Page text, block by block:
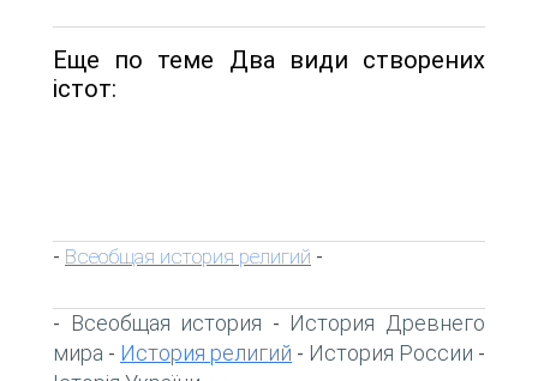
Еще по теме Два види створених
істот:
- Всеобщая история религий -
- Всеобщая история - История Древнего
мира - История религий - История России -